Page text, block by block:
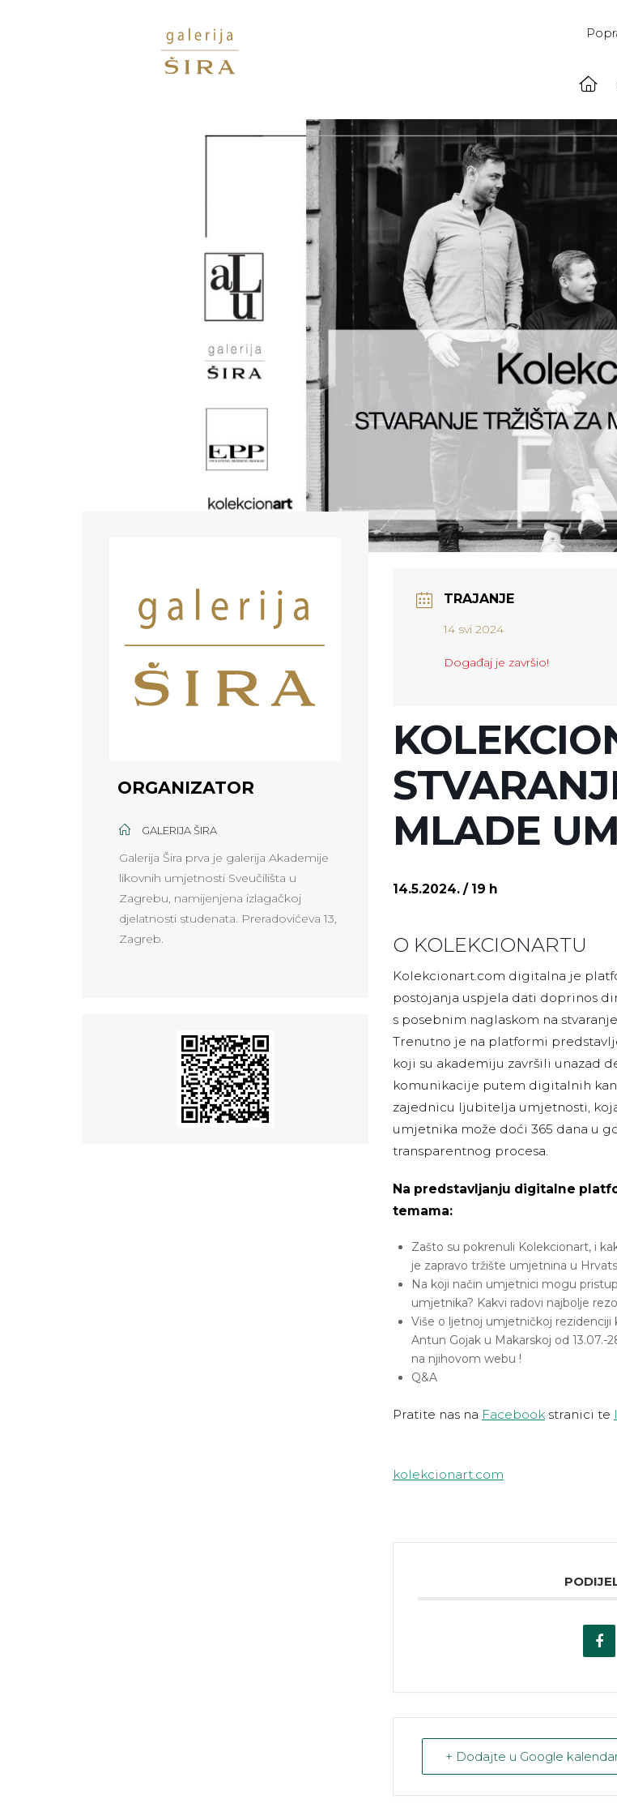
ORGANIZATOR
GALERIJA ŠIRA
Galerija Šira prva je galerija Akademije
likovnih umjetnosti Sveučilišta u
Zagrebu, namijenjena izlagačkoj
djelatnosti studenata. Preradovićeva 13,
Zagreb.
TRAJANJE
14 svi 2024
Događaj je završio!
MLADE
14.5.2024. / 19 h
O KOLEKCIONARTU
Kolekcionart.com digitalna je
postojanja uspjela dati doprinos
s posebnim naglaskom na
Trenutno je na platformi
koji su akademiju završili unazad
komunikacije putem digitalnih
zajednicu ljubitelja umjetnosti,
umjetnika može doći 365 dana u
transparentnog procesa.
Na predstavljanju digitalne
temama:
Zašto su pokrenuli Kolekcionart, i
je zapravo tržište umjetnina u
Na koji način umjetnici mogu
umjetnika? Kakvi radovi najbolje
Više o ljetnoj umjetničkoj rezidenciji
Antun Gojak u Makarskoj od 13.07.-
na njihovom webu !
Q&A
Pratite nas na Facebookstranici te
kolekcionart.com
+ Dodajte u Google